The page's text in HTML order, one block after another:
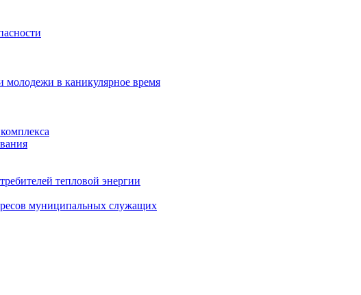
молодежи в каникулярное время
тепловой энергии
муниципальных служащих